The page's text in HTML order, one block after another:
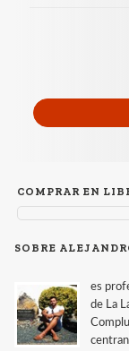
COMPRAR EN
SOBRE
es
de La